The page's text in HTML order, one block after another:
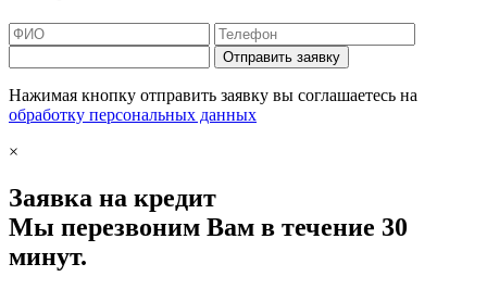
Отправить заявку
Нажимая кнопку отправить заявку вы соглашаетесь на
обработку персональных данных
×
Заявка на кредит
Мы перезвоним Вам в течение 30
минут.